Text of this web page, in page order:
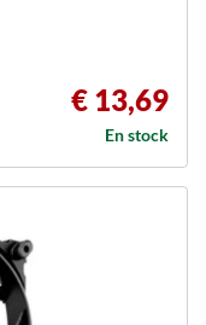
€ 13,69
En stock